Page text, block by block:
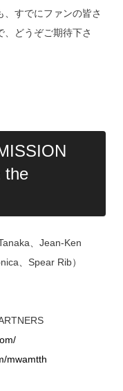
、すでにファンの皆さ
、どうぞご期待下さ
the
、Jean-Ken
、Spear Rib）
mwamtth